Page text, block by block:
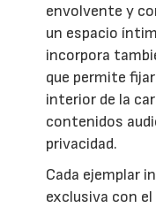
envolvente y
un espacio
incorpora
que permite
interior de la
contenidos
privacidad.
Cada ejemplar
exclusiva con